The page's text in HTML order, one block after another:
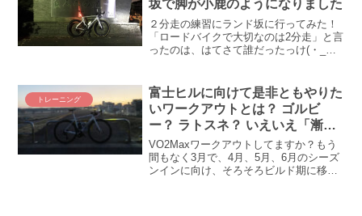
坂で脚が小鹿のようになりました
２分走の練習にランド坂に行ってみた！
「ロードバイクで大切なのは2分走」と言
ったのは、はてさて誰だったっけ(・_・;)
感しております。という訳で、来たる
「ツール・ド・...
トレーニング
富士ヒルに向けて是非ともやりた
いワークアウトとは？ ゴルビ
ー？ ラトスネ？ いえいえ「漸減
式インターバル」ですよ（何だそ
れ？）
VO2Maxワークアウトしてますか？もう
間もなく3月で、4月、5月、6月のシーズ
ンインに向け、そろそろビルド期に移行